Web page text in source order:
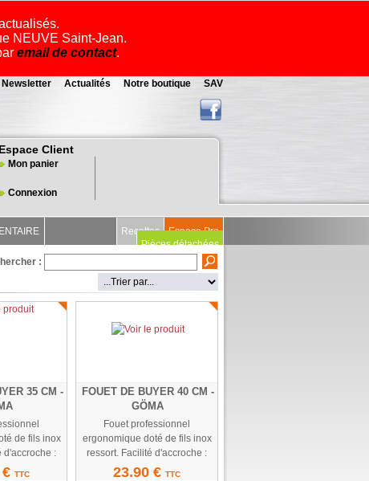
NEUVE Saint-Jean.
email de contact.
Newsletter Actualités Notre boutique SAV
Espace Client
Mon panier
Connexion
Espace Pro
Recettes
Pièces détachées
:
35 CM -
de fils inox
d'accroche :
TTC
FOUET DE BUYER 40 CM -
GÖMA
Fouet professionnel
ergonomique doté de fils inox
ressort. Facilité d'accroche :
Trou...
23.90 € TTC